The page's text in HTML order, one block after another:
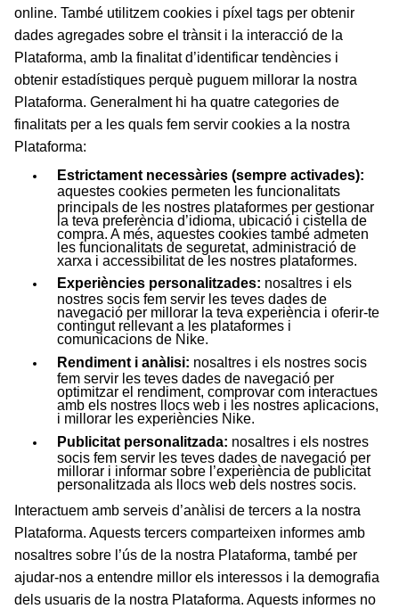
online. També utilitzem cookies i píxel tags per obtenir
dades agregades sobre el trànsit i la interacció de la
Plataforma, amb la finalitat d’identificar tendències i
obtenir estadístiques perquè puguem millorar la nostra
Plataforma. Generalment hi ha quatre categories de
finalitats per a les quals fem servir cookies a la nostra
Plataforma:
Estrictament necessàries (sempre activades):
aquestes cookies permeten les funcionalitats
principals de les nostres plataformes per gestionar
la teva preferència d’idioma, ubicació i cistella de
compra. A més, aquestes cookies també admeten
les funcionalitats de seguretat, administració de
xarxa i accessibilitat de les nostres plataformes.
Experiències personalitzades: nosaltres i els
nostres socis fem servir les teves dades de
navegació per millorar la teva experiència i oferir-te
contingut rellevant a les plataformes i
comunicacions de Nike.
Rendiment i anàlisi: nosaltres i els nostres socis
fem servir les teves dades de navegació per
optimitzar el rendiment, comprovar com interactues
amb els nostres llocs web i les nostres aplicacions,
i millorar les experiències Nike.
Publicitat personalitzada: nosaltres i els nostres
socis fem servir les teves dades de navegació per
millorar i informar sobre l’experiència de publicitat
personalitzada als llocs web dels nostres socis.
Interactuem amb serveis d’anàlisi de tercers a la nostra
Plataforma. Aquests tercers comparteixen informes amb
nosaltres sobre l’ús de la nostra Plataforma, també per
ajudar-nos a entendre millor els interessos i la demografia
dels usuaris de la nostra Plataforma. Aquests informes no